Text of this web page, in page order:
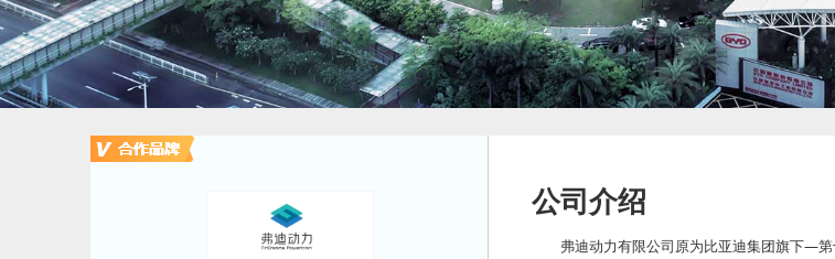
公司介绍
弗迪动力有限公司原为比亚迪集团旗下—